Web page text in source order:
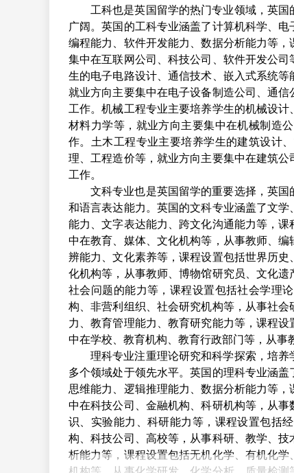
工科也是英国留学的热门专业领域，英
广阔。英国的工科专业涵盖了计算机科学、
编程能力、软件开发能力、数据分析能力等
集中在互联网公司、科技公司、软件开发公
生的电子电路设计、通信技术、嵌入式系统
就业方向主要集中在电子设备制造公司、通
工作。机械工程专业主要培养学生的机械设
材料力学等，就业方向主要集中在机械制造
作。土木工程专业主要培养学生的建筑设计
理、工程造价等，就业方向主要集中在建筑
工作。
文科专业也是英国留学的重要选择，英
和语言表达能力。英国的文科专业涵盖了文
能力、文字表达能力、跨文化沟通能力等，
中在教育、媒体、文化机构等，从事教师、
辨能力、文化素养等，课程设置包括世界历
化机构等，从事教师、博物馆研究员、文化
社会问题的能力等，课程设置包括社会学理
构、非营利组织、社会研究机构等，从事社
力、教育管理能力、教育研究能力等，课程
中在学校、教育机构、教育行政部门等，从事
理科专业注重理论研究和科学探索，培
多个领域处于领先水平。英国的理科专业涵
思维能力、逻辑推理能力、数据分析能力等
中在科技公司、金融机构、科研机构等，从
识、实验能力、科研能力等，课程设置包括
构、科技公司、高校等，从事科研、教学、
析能力等，课程设置包括无机化学、有机化